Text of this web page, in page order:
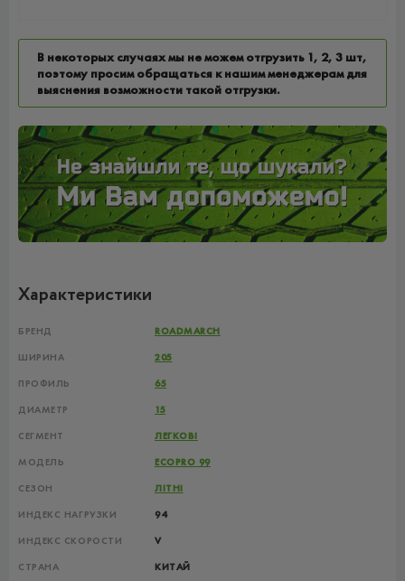
В некоторых случаях мы не можем отгрузить 1, 2, 3 шт,
поэтому просим обращаться к нашим менеджерам для
выяснения возможности такой отгрузки.
Характеристики
БРЕНД ROADMARCH
ШИРИНА 205
ПРОФИЛЬ 65
ДИАМЕТР 15
СЕГМЕНТ ЛЕГКОВІ
МОДЕЛЬ ECOPRO 99
СЕЗОН ЛІТНІ
ИНДЕКС НАГРУЗКИ 94
ИНДЕКС СКОРОСТИ V
СТРАНА КИТАЙ